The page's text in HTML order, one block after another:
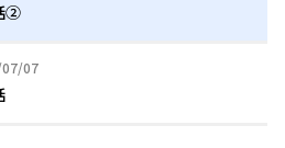
②
07
07月07日